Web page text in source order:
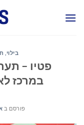
בילוי,
פטיו –
במרכז
פורסם ב